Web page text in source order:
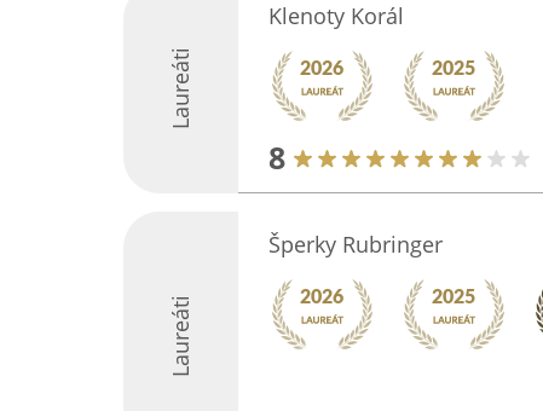
Laureáti
Klenoty Korál
8
Laureáti
Šperky Rubringer